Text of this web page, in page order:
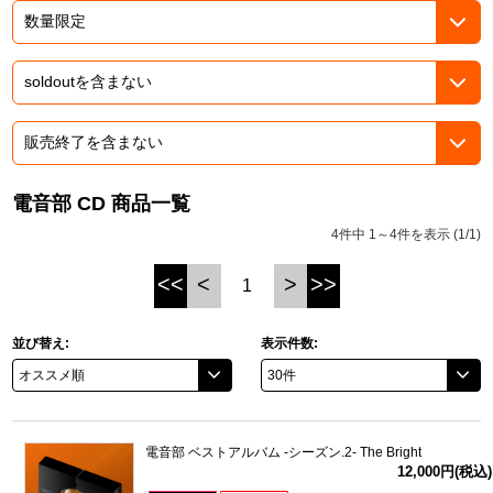
その他先行受付
プロジェクトアイマス ヴイアライヴ
テイルズ オブ シリーズ
電音部
鉄拳
パックマン
ナムコクラシック
スサノオマジック
電音部 CD 商品一覧
4件中 1～4件を表示 (1/1)
<< < 1 > >>
並び替え: 表示件数:
電音部 ベストアルバム -シーズン.2- The Bright
12,000円(税込)